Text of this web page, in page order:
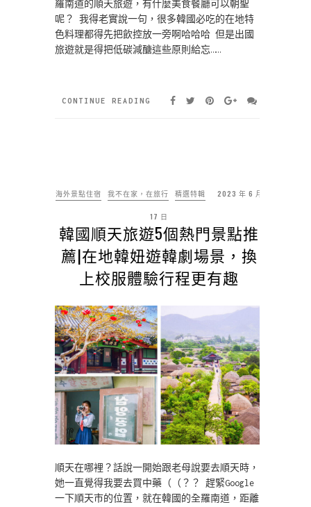
羅南道的順天旅遊，有什麼美食餐廳可以朝聖
呢？ 我得老實說一句，很多韓國必吃的在地特
色料理都得先把飲控放一旁啊哈哈哈 但是出國
旅遊就是得把低碳減醣這些原則給忘……
CONTINUE READING
海外景點住宿 我不在家，在旅行 精選特輯 2023 年 6 月
17 日
韓國順天旅遊5個熱門景點推
薦|在地韓妞遊韓劇場景，換
上校服體驗行程更有趣
順天在哪裡？話說一開始跟老母說要去順天時，
她一直覺得我要去買中藥（（？？ 趕緊Google
一下順天市的位置，就在韓國的全羅南道，距離